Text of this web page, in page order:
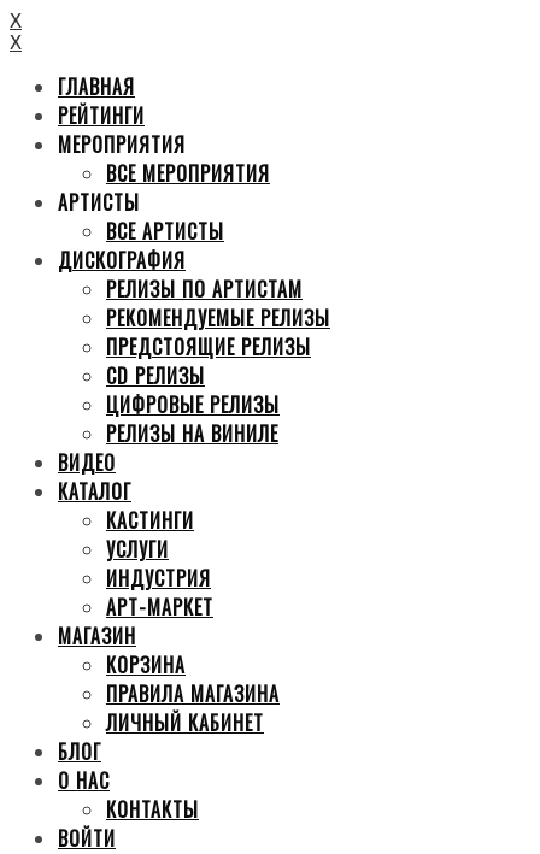
X
X
ГЛАВНАЯ
РЕЙТИНГИ
МЕРОПРИЯТИЯ
ВСЕ МЕРОПРИЯТИЯ
АРТИСТЫ
ВСЕ АРТИСТЫ
ДИСКОГРАФИЯ
РЕЛИЗЫ ПО АРТИСТАМ
РЕКОМЕНДУЕМЫЕ РЕЛИЗЫ
ПРЕДСТОЯЩИЕ РЕЛИЗЫ
CD РЕЛИЗЫ
ЦИФРОВЫЕ РЕЛИЗЫ
РЕЛИЗЫ НА ВИНИЛЕ
ВИДЕО
КАТАЛОГ
КАСТИНГИ
УСЛУГИ
ИНДУСТРИЯ
АРТ-МАРКЕТ
МАГАЗИН
КОРЗИНА
ПРАВИЛА МАГАЗИНА
ЛИЧНЫЙ КАБИНЕТ
БЛОГ
О НАС
КОНТАКТЫ
ВОЙТИ